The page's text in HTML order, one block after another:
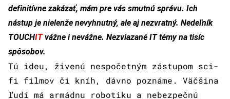
definitívne zakázať, mám pre vás smutnú správu. Ich
nástup je nielenže nevyhnutný, ale aj nezvratný. Nedeľník
TOUCHITvážne i nevážne. Nezviazané IT témy na tisíc
spôsobov.
Tú ideu, živenú nespočetným zástupom sci-
fi filmov či kníh, dávno poznáme. Väčšina
ľudí má armádnu robotiku a nebezpečnú